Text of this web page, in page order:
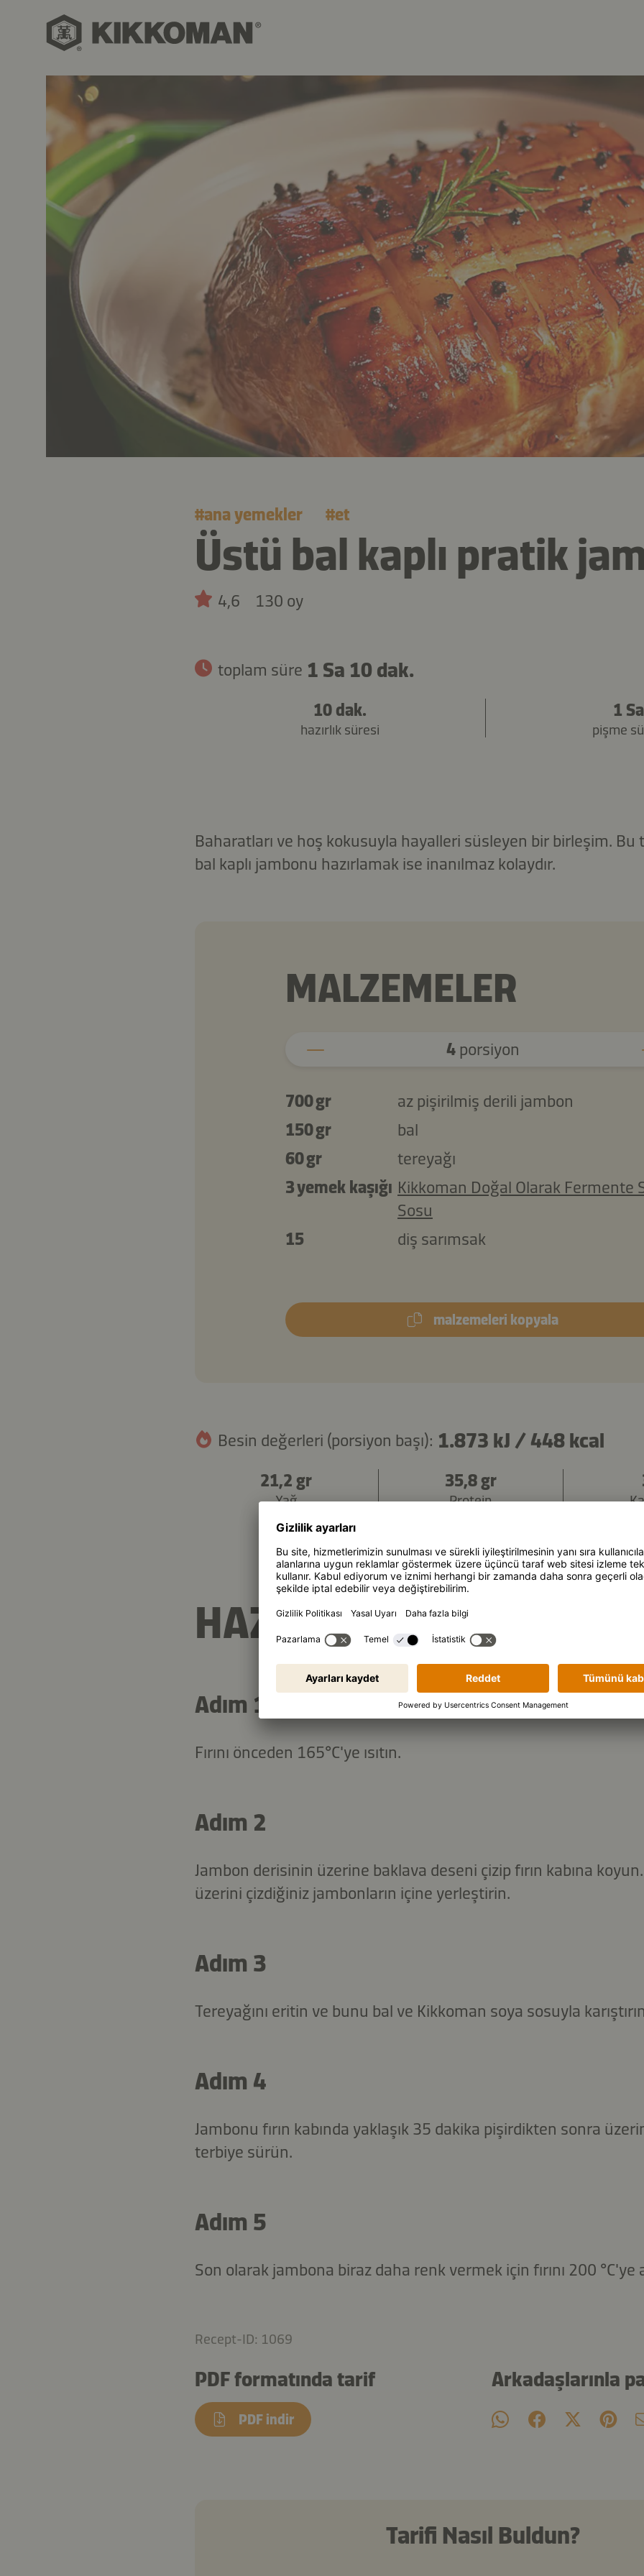
#ana yemekler #et
Üstü bal kaplı pratik
4,6 130 oy
toplam süre 1 Sa 10 dak.
10 dak.
hazırlık süresi
1 Sa
pişme
Baharatları ve hoş kokusuyla hayalleri süsleyen bir birleşim. Bu
bal kaplı jambonu hazırlamak ise inanılmaz kolaydır.
MALZEMELER
4porsiyon
700 gr
az pişirilmiş derili jambon
150 gr
bal
60 gr
tereyağı
3 yemek kaşığı Kikkoman Doğal Olarak Fermente
Sosu
15
diş sarımsak
malzemeleri kopyala
Besin değerleri (porsiyon başı): 1.873 kJ / 448 kcal
21,2 gr
Yağ
35,8 gr
Protein
HAZIRLANIŞ
Adım 1
Fırını önceden 165°C'ye ısıtın.
Adım 2
Jambon derisinin üzerine baklava deseni çizip fırın kabına koyun.
üzerini çizdiğiniz jambonların içine yerleştirin.
Adım 3
Tereyağını eritin ve bunu bal ve Kikkoman soya sosuyla
Adım 4
Jambonu fırın kabında yaklaşık 35 dakika pişirdikten sonra
terbiye sürün.
Adım 5
Son olarak jambona biraz daha renk vermek için fırını 200 °C'ye
Recept-ID: 1069
PDF formatında tarif
PDF indir
Arkadaşlarınla
Tarifi Nasıl Buldun?